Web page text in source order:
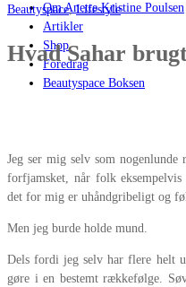
Om Anette Kristine Poulsen
Artikler
Shop
Foredrag
Beautyspace Boksen
Beautyspace,Lifestyle
Hvad Sahar
Jeg ser mig selv som
forfjamsket, når folk
det for mig er uhåndgribeligt og
Men jeg burde holde mund.
Dels fordi jeg selv har flere helt
gøre i en bestemt rækkefølge.